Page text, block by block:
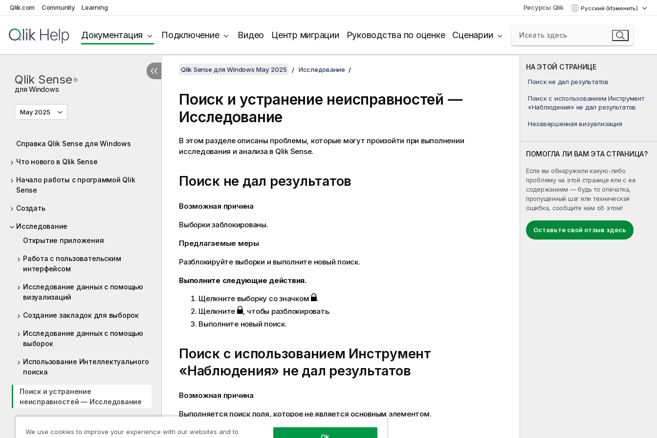
Qlik.com Community Learning Ресурсы Qlik Русский (Изменить)
Документация Подключение Видео Центр миграции Руководства по оценке Сценарии
Qlik Sense ®
для Windows
May 2025
Справка Qlik Sense для Windows
Что нового в Qlik Sense
Начало работы с программой Qlik
Sense
Создать
Исследование
Открытие приложения
Работа с пользовательским
интерфейсом
Исследование данных с помощью
визуализаций
Создание закладок для выборок
Исследование данных с помощью
выборок
Использование Интеллектуального
поиска
Поиск и устранение
неисправностей — Исследование
помощью интерактивной аналитики
НА ЭТОЙ СТРАНИЦЕ
Поиск не дал результатов
Поиск с использованием Инструмент
«Наблюдения» не дал результатов
Незавершенная визуализация
ПОМОГЛА ЛИ ВАМ ЭТА СТРАНИЦА?
Если вы обнаружили какую-либо
проблему на этой странице или с ее
содержанием — будь то опечатка,
пропущенный шаг или техническая
ошибка, сообщите нам об этом!
Оставьте свой отзыв здесь
Qlik Sense для Windows May 2025 Исследование
Поиск и устранение неисправностей —
Исследование
В этом разделе описаны проблемы, которые могут произойти при выполнении
исследования и анализа в Qlik Sense.
Поиск не дал результатов
Возможная причина
Выборки заблокированы.
Предлагаемые меры
Разблокируйте выборки и выполните новый поиск.
Выполните следующие действия.
Щелкните выборку со значком
.
Щелкните
, чтобы разблокировать.
Выполните новый поиск.
Поиск с использованием Инструмент
«Наблюдения» не дал результатов
Возможная причина
Выполняется поиск поля, которое не является основным элементом.
Предлагаемые меры
We use cookies to improve your experience with our websites and to